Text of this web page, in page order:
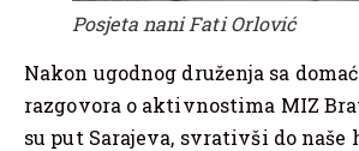
Posjeta nani Fati Orlović
Nakon ugodnog druženja sa
razgovora o aktivnostima MIZ
su put Sarajeva, svrativši do naše